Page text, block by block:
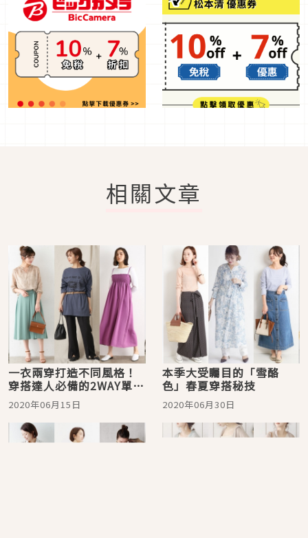
相關文章
一衣兩穿打造不同風格！
穿搭達人必備的2WAY單品
特輯
2020年06月15日
本季大受矚目的「雪酪
色」春夏穿搭秘技
2020年06月30日